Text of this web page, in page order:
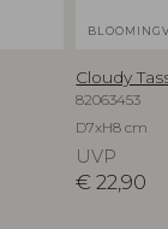
Cloudy
82063453
D7xH8 cm
UVP
€ 22,90